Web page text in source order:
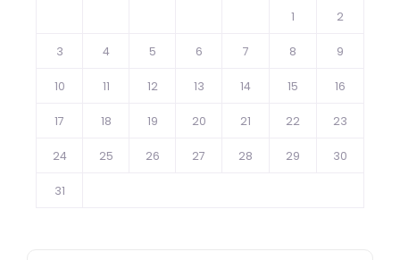
1 2
3 4 5 6 7 8 9
10 11 12 13 14 15 16
17 18 19 20 21 22 23
24 25 26 27 28 29 30
31